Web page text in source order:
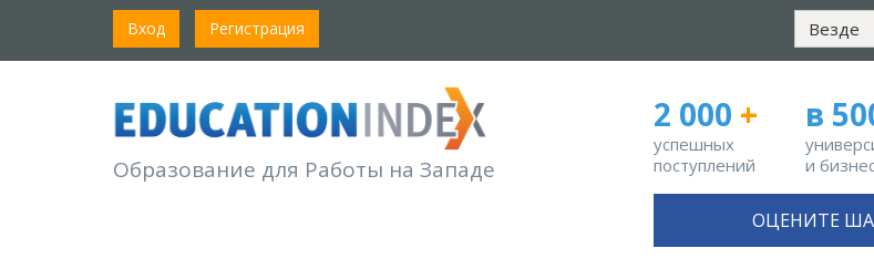
Вход Регистрация Везде
Образование для Работы на Западе
2 000 +
успешных
поступлений
в
и
ОЦЕНИТЕ